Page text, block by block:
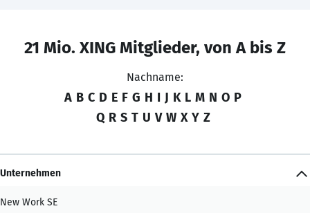
21 Mio. XING Mitglieder, von A bis Z
Nachname:
A B C D E F G H I J K L M N O P
Q R S T U V W X Y Z
Unternehmen
New Work SE